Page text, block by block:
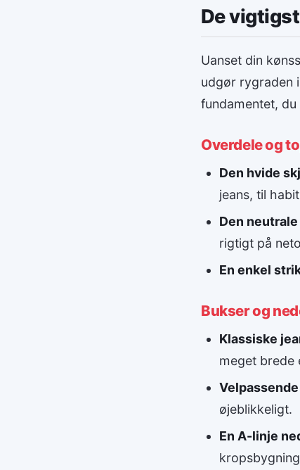
De
Uanset din
udgør rygraden
fundamentet,
Overdele og
Den hvide
jeans, til
Den
rigtigt på
En enkel
Bukser og
Klassiske
meget brede
øjeblikkeligt.
En A-linje